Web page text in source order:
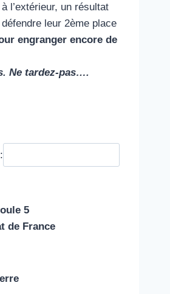
l’extérieur, un résultat
leur 2ème place
engranger encore de
Ne tardez-pas….
5
de France